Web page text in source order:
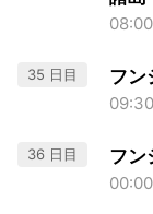
35 日目 フン
36 日目 フン